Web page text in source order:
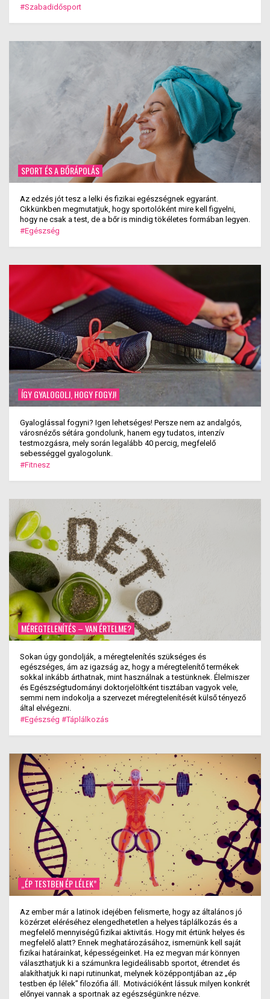
#Szabadidősport
SPORT ÉS A BŐRÁPOLÁS
Az edzés jót tesz a lelki és fizikai egészségnek egyaránt.
Cikkünkben megmutatjuk, hogy sportolóként mire kell figyelni,
hogy ne csak a test, de a bőr is mindig tökéletes formában legyen.
#Egészség
ÍGY GYALOGOLJ, HOGY FOGYJ!
Gyaloglással fogyni? Igen lehetséges! Persze nem az andalgós,
városnézős sétára gondolunk, hanem egy tudatos, intenzív
testmozgásra, mely során legalább 40 percig, megfelelő
sebességgel gyalogolunk.
#Fitnesz
MÉREGTELENÍTÉS – VAN ÉRTELME?
Sokan úgy gondolják, a méregtelenítés szükséges és
egészséges, ám az igazság az, hogy a méregtelenítő termékek
sokkal inkább árthatnak, mint használnak a testünknek. Élelmiszer
és Egészségtudományi doktorjelöltként tisztában vagyok vele,
semmi nem indokolja a szervezet méregtelenítését külső tényező
által elvégezni.
#Egészség #Táplálkozás
„ÉP TESTBEN ÉP LÉLEK”
Az ember már a latinok idejében felismerte, hogy az általános jó
közérzet eléréséhez elengedhetetlen a helyes táplálkozás és a
megfelelő mennyiségű fizikai aktivitás. Hogy mit értünk helyes és
megfelelő alatt? Ennek meghatározásához, ismernünk kell saját
fizikai határainkat, képességeinket. Ha ez megvan már könnyen
választhatjuk ki a számunkra legideálisabb sportot, étrendet és
alakíthatjuk ki napi rutinunkat, melynek középpontjában az „ép
testben ép lélek” filozófia áll. Motivációként lássuk milyen konkrét
előnyei vannak a sportnak az egészségünkre nézve.